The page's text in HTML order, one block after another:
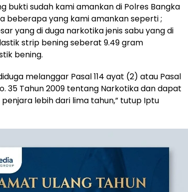
bukti sudah kami amankan di Polres Bangka
beberapa yang kami amankan seperti ;
yang di duga narkotika jenis sabu yang di
strip bening seberat 9.49 gram
bening.
melanggar Pasal 114 ayat (2) atau Pasal
35 Tahun 2009 tentang Narkotika dan dapat
lebih dari lima tahun,” tutup Iptu